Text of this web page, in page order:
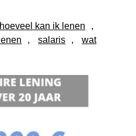
hoeveel kan ik lenen
lenen , salaris , wat